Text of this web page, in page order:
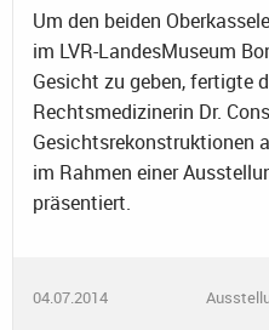
Um den beiden
im LVR-LandesMuseum
Gesicht zu geben, fertigte
Rechtsmedizinerin Dr.
Gesichtsrekonstruktionen
im Rahmen einer
präsentiert.
04.07.2014